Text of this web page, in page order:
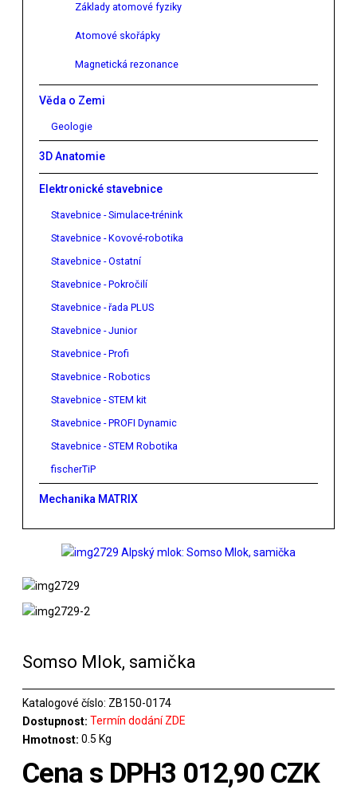
Základy atomové fyziky
Atomové skořápky
Magnetická rezonance
Věda o Zemi
Geologie
3D Anatomie
Elektronické stavebnice
Stavebnice - Simulace-trénink
Stavebnice - Kovové-robotika
Stavebnice - Ostatní
Stavebnice - Pokročilí
Stavebnice - řada PLUS
Stavebnice - Junior
Stavebnice - Profi
Stavebnice - Robotics
Stavebnice - STEM kit
Stavebnice - PROFI Dynamic
Stavebnice - STEM Robotika
fischerTiP
Mechanika MATRIX
Somso Mlok, samička
Katalogové číslo: ZB150-0174
Dostupnost: Termín dodání ZDE
Hmotnost: 0.5 Kg
Cena s DPH3 012,90 CZK